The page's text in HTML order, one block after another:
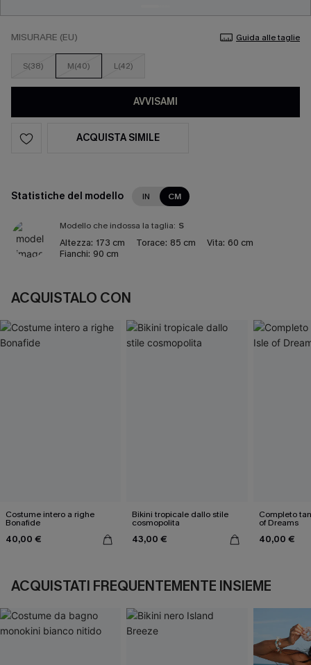
MISURARE (EU) Guida alle taglie
S(38) M(40) L(42)
AVVISAMI
ACQUISTA SIMILE
Statistiche del modello IN CM
Modello che indossa la taglia: S
Altezza: 173 cm Torace: 85 cm Vita: 60 cm
Fianchi: 90 cm
ACQUISTALO CON
Costume intero a righe
Bonafide
40,00 €
Bikini tropicale dallo stile
cosmopolita
43,00 €
Completo
of Dreams
40,00 €
ACQUISTATI FREQUENTEMENTE INSIEME